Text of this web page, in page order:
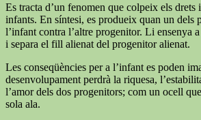
Es tracta d’un fenomen que colpeix els drets
infants. En síntesi, es produeix quan un dels
l’infant contra l’altre progenitor. Li ensenya
i separa el fill alienat del progenitor alienat.
Les conseqüències per a l’infant es poden
desenvolupament perdrà la riquesa,
l’amor dels dos progenitors; com un ocell
sola ala.